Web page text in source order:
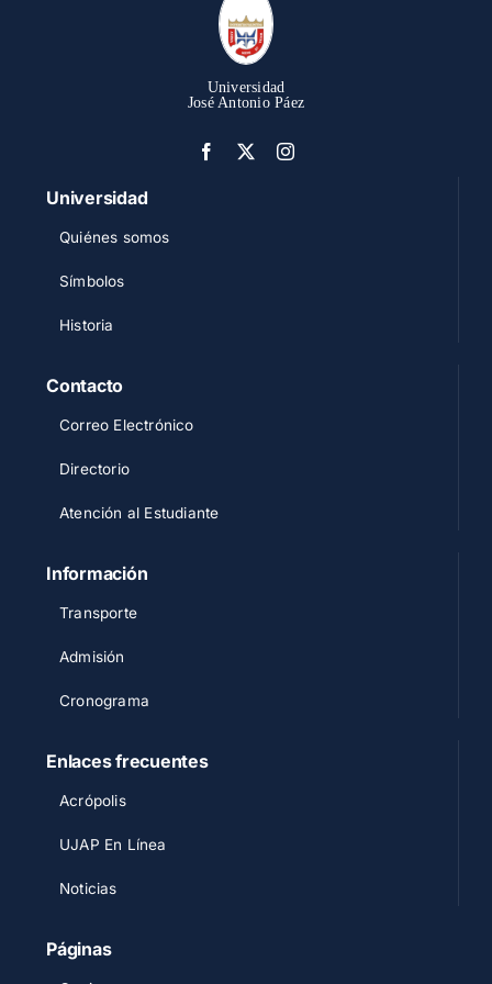
Universidad
José Antonio Páez
Universidad
Quiénes somos
Símbolos
Historia
Contacto
Correo Electrónico
Directorio
Atención al Estudiante
Información
Transporte
Admisión
Cronograma
Enlaces frecuentes
Acrópolis
UJAP En Línea
Noticias
Páginas